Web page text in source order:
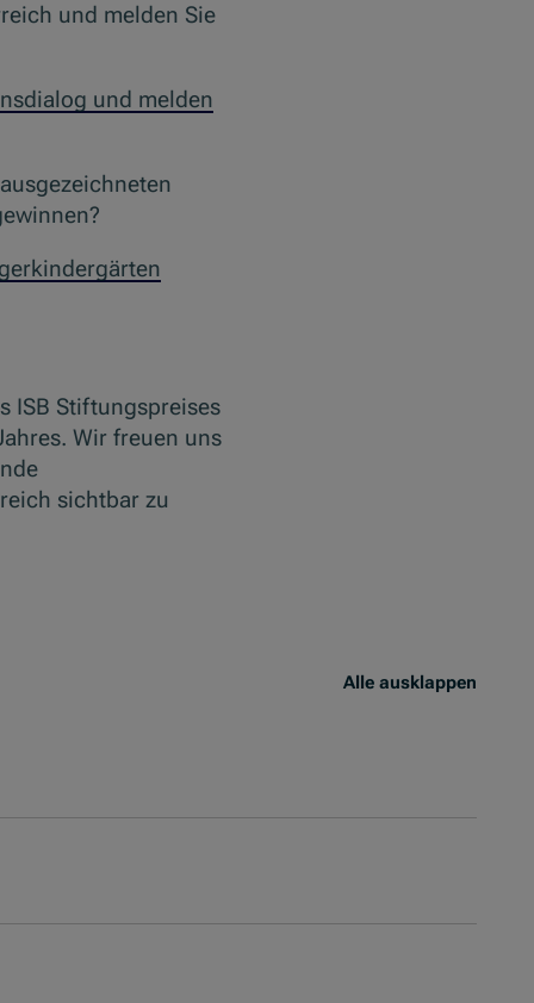
und melden Sie
und melden
ISB Stiftungspreises
Wir freuen uns
sichtbar zu
Alle ausklappen